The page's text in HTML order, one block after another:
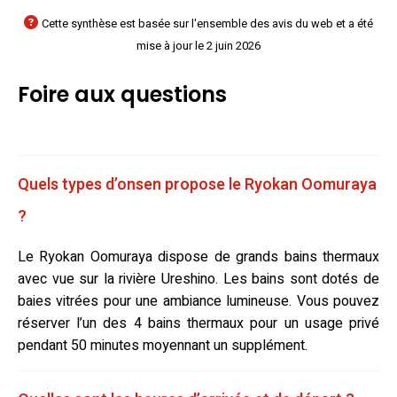
Cette synthèse est basée sur l'ensemble des avis du web et a été
mise à jour le 2 juin 2026
Foire aux questions
Quels types d’onsen propose le Ryokan Oomuraya
?
Le Ryokan Oomuraya dispose de grands bains thermaux
avec vue sur la rivière Ureshino. Les bains sont dotés de
baies vitrées pour une ambiance lumineuse. Vous pouvez
réserver l’un des 4 bains thermaux pour un usage privé
pendant 50 minutes moyennant un supplément.